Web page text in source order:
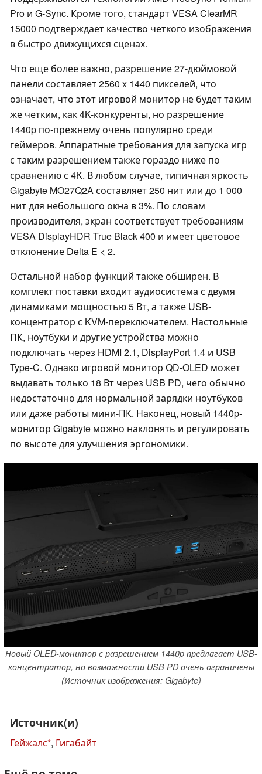
Pro и G-Sync. Кроме того, стандарт VESA ClearMR
15000 подтверждает качество четкого изображения
в быстро движущихся сценах.
Что еще более важно, разрешение 27-дюймовой
панели составляет 2560 x 1440 пикселей, что
означает, что этот игровой монитор не будет таким
же четким, как 4K-конкуренты, но разрешение
1440p по-прежнему очень популярно среди
геймеров. Аппаратные требования для запуска игр
с таким разрешением также гораздо ниже по
сравнению с 4K. В любом случае, типичная яркость
Gigabyte MO27Q2A составляет 250 нит или до 1 000
нит для небольшого окна в 3%. По словам
производителя, экран соответствует требованиям
VESA DisplayHDR True Black 400 и имеет цветовое
отклонение Delta E < 2.
Остальной набор функций также обширен. В
комплект поставки входит аудиосистема с двумя
динамиками мощностью 5 Вт, а также USB-
концентратор с KVM-переключателем. Настольные
ПК, ноутбуки и другие устройства можно
подключать через HDMI 2.1, DisplayPort 1.4 и USB
Type-C. Однако игровой монитор QD-OLED может
выдавать только 18 Вт через USB PD, чего обычно
недостаточно для нормальной зарядки ноутбуков
или даже работы мини-ПК. Наконец, новый 1440p-
монитор Gigabyte можно наклонять и регулировать
по высоте для улучшения эргономики.
Новый OLED-монитор с разрешением 1440p предлагает USB-
концентратор, но возможности USB PD очень ограничены
(Источник изображения: Gigabyte)
Источник(и)
Гейжалс , Гигабайт